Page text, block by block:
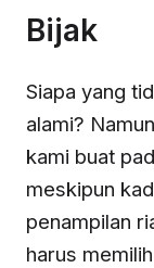
Bijak
Siapa yang
alami?
kami buat
meskipun
penampilan
harus